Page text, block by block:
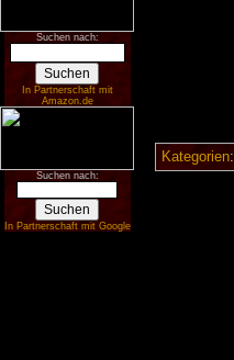
Suchen nach:
In Partnerschaft mit
Amazon.de
Suchen nach:
In Partnerschaft mit Google
Kategorien: